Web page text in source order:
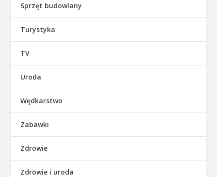
Sprzęt budowlany
Turystyka
TV
Uroda
Wędkarstwo
Zabawki
Zdrowie
Zdrowie i uroda